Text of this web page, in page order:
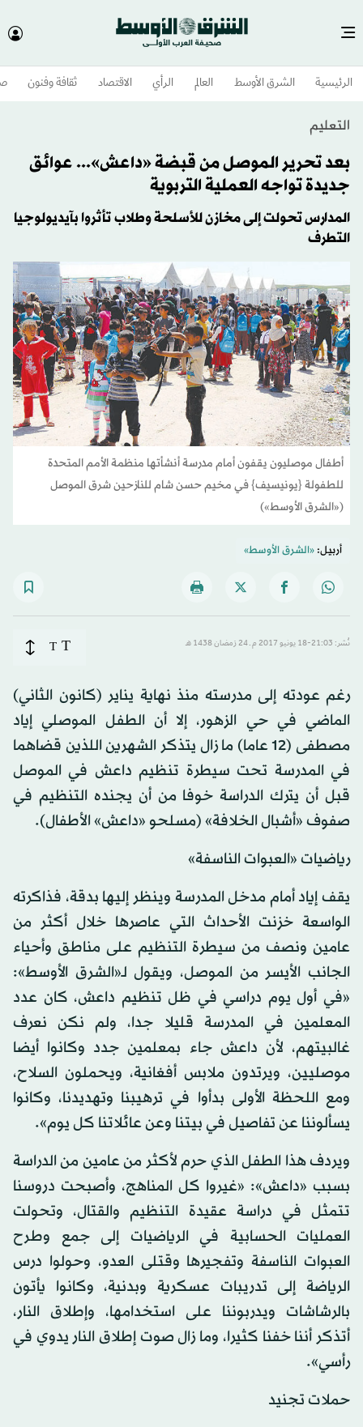
الرئيسية الشرق الأوسط​ العالم الرأي الاقتصاد ثقافة وفنون
التعليم
بعد تحرير الموصل من قبضة «داعش»... عوائق
جديدة تواجه العملية التربوية
المدارس تحولت إلى مخازن للأسلحة وطلاب تأثروا بآيديولوجيا
التطرف
أطفال موصليون يقفون أمام مدرسة أنشأتها منظمة الأمم المتحدة
للطفولة {يونيسيف} في مخيم حسن شام للنازحين شرق الموصل
(«الشرق الأوسط»)
أربيل:«الشرق الأوسط»
نُشر: 21:03-18 يونيو 2017 م ـ 24 رَمضان 1438 هـ T
T
رغم عودته إلى مدرسته منذ نهاية يناير (كانون الثاني)
الماضي في حي الزهور، إلا أن الطفل الموصلي إياد
مصطفى (12 عاما) ما زال يتذكر الشهرين اللذين قضاهما
في المدرسة تحت سيطرة تنظيم داعش في الموصل
قبل أن يترك الدراسة خوفا من أن يجنده التنظيم في
صفوف «أشبال الخلافة» (مسلحو «داعش» الأطفال).
رياضيات «العبوات الناسفة»
يقف إياد أمام مدخل المدرسة وينظر إليها بدقة، فذاكرته
الواسعة خزنت الأحداث التي عاصرها خلال أكثر من
عامين ونصف من سيطرة التنظيم على مناطق وأحياء
الجانب الأيسر من الموصل، ويقول لـ«الشرق الأوسط»:
«في أول يوم دراسي في ظل تنظيم داعش، كان عدد
المعلمين في المدرسة قليلا جدا، ولم نكن نعرف
غالبيتهم، لأن داعش جاء بمعلمين جدد وكانوا أيضا
موصليين، ويرتدون ملابس أفغانية، ويحملون السلاح،
ومع اللحظة الأولى بدأوا في ترهيبنا وتهديدنا، وكانوا
يسألوننا عن تفاصيل في بيتنا وعن عائلاتنا كل يوم».
ويردف هذا الطفل الذي حرم لأكثر من عامين من الدراسة
بسبب «داعش»: «غيروا كل المناهج، وأصبحت دروسنا
تتمثل في دراسة عقيدة التنظيم والقتال، وتحولت
العمليات الحسابية في الرياضيات إلى جمع وطرح
العبوات الناسفة وتفجيرها وقتلى العدو، وحولوا درس
الرياضة إلى تدريبات عسكرية وبدنية، وكانوا يأتون
بالرشاشات ويدربوننا على استخدامها، وإطلاق النار،
أتذكر أننا خفنا كثيرا، وما زال صوت إطلاق النار يدوي في
رأسي».
حملات تجنيد